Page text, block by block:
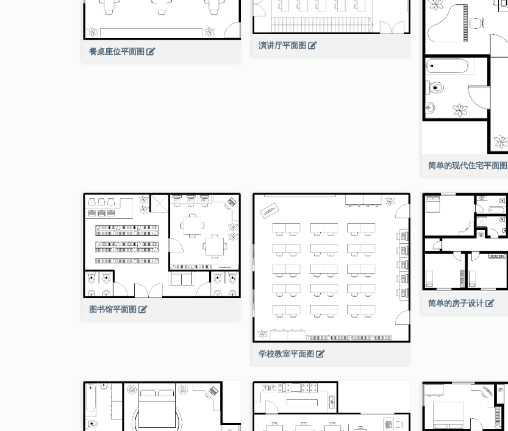
餐桌座位平面图
演讲厅平面图
简单的现代住宅平面图
图书馆平面图
学校教室平面图
简单的房子设计